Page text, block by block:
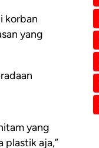
korban
yang
yang
plastik aja,”